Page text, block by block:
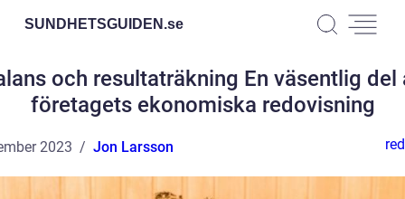
SUNDHETSGUIDEN.se
och resultaträkning En väsentlig del
företagets ekonomiska redovisning
2023 Jon Larsson